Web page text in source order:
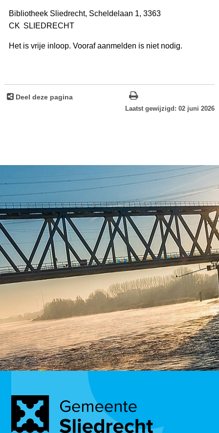
Bibliotheek Sliedrecht, Scheldelaan 1, 3363
CK SLIEDRECHT
Het is vrije inloop. Vooraf aanmelden is niet nodig.
Deel deze pagina
Laatst gewijzigd: 02 juni 2026